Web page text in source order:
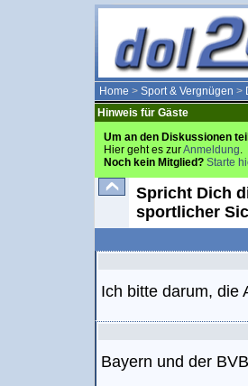
Home > Sport & Vergnügen >
Hinweis für Gäste
Um an den Diskussionen
Hier geht es zurAnmeldung.
Noch kein Mitglied? Starte
Spricht Dich
sportlicher
Ich bitte darum, die
Bayern und der